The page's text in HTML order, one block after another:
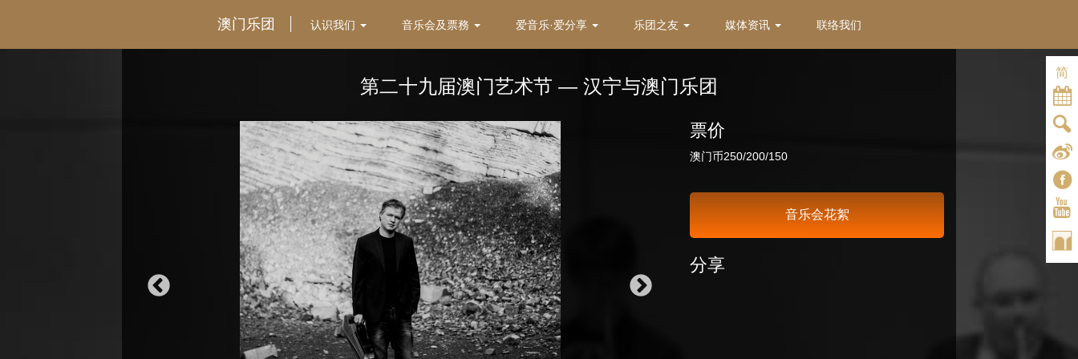
第二十九届澳门艺术节 — 汉宁与澳门乐团
票价
澳门币250/200/150
音乐会花絮
分享
澳门乐团 认识我们 音乐会及票務 爱音乐·爱分享 乐团之友 媒体资讯 联络我们
简